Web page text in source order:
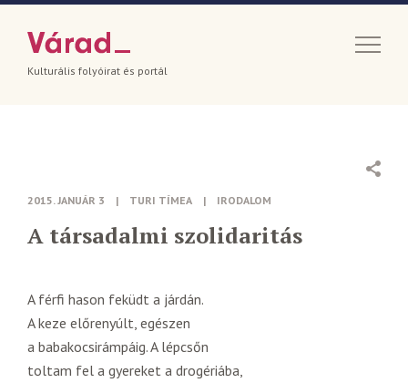
Kulturális folyóirat és portál
2015. JANUÁR 3 | TURI TÍMEA | IRODALOM
A társadalmi szolidaritás
A férfi hason feküdt a járdán.
A keze előrenyúlt, egészen
a babakocsirámpáig. A lépcsőn
toltam fel a gyereket a drogériába,